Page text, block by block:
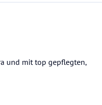
und mit top gepflegten,